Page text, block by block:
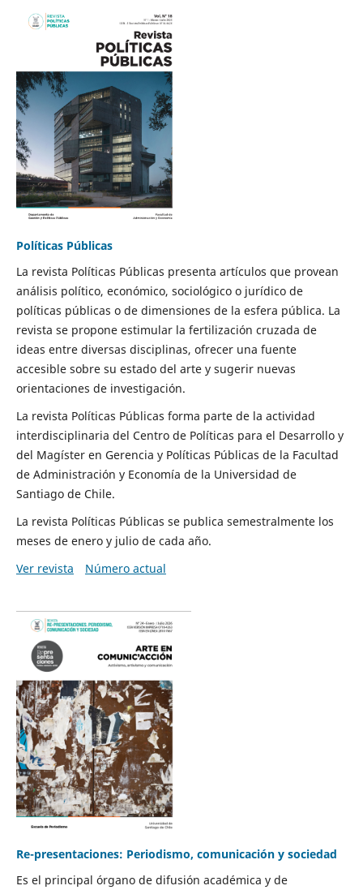
Políticas Públicas
La revista Políticas Públicas presenta artículos que provean
análisis político, económico, sociológico o jurídico de
políticas públicas o de dimensiones de la esfera pública. La
revista se propone estimular la fertilización cruzada de
ideas entre diversas disciplinas, ofrecer una fuente
accesible sobre su estado del arte y sugerir nuevas
orientaciones de investigación.
La revista Políticas Públicas forma parte de la actividad
interdisciplinaria del Centro de Políticas para el Desarrollo y
del Magíster en Gerencia y Políticas Públicas de la Facultad
de Administración y Economía de la Universidad de
Santiago de Chile.
La revista Políticas Públicas se publica semestralmente los
meses de enero y julio de cada año.
Ver revista
Número actual
Re-presentaciones: Periodismo, comunicación y sociedad
Es el principal órgano de difusión académica y de